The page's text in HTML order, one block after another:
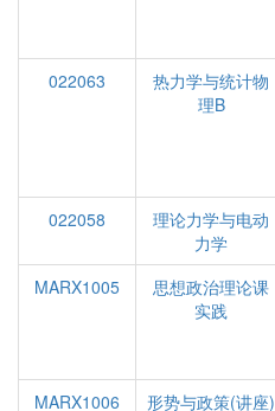
022063
热力学与统计物
理B
022058
理论力学与电动
力学
MARX1005
思想政治理论课
实践
MARX1006
形势与政策(讲座)